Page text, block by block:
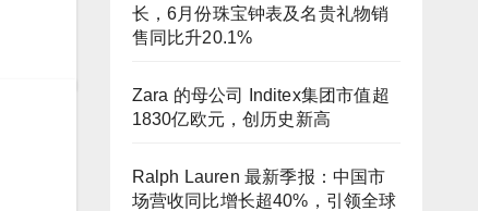
长，6月份珠宝钟表及名贵礼物销
售同比升20.1%
Zara 的母公司 Inditex集团市值超
1830亿欧元，创历史新高
Ralph Lauren 最新季报：中国市
场营收同比增长超40%，引领全球